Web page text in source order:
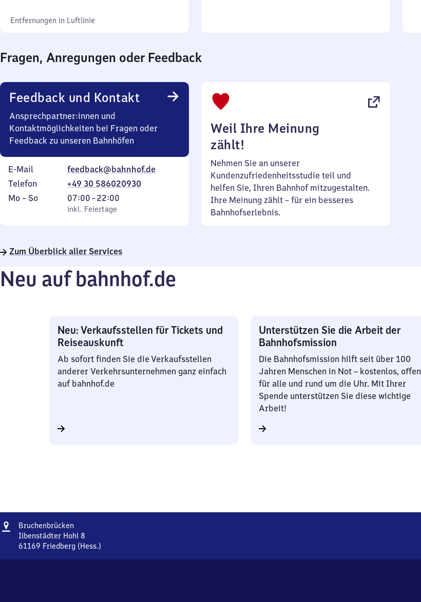
Entfernungen in Luftlinie
Fragen, Anregungen oder Feedback
Feedback und Kontakt
Ansprechpartner:innen und
Kontaktmöglichkeiten bei Fragen oder
Feedback zu unseren Bahnhöfen
E-Mail
feedback@bahnhof.de
Telefon
+49 30 586020930
Montag
Mo – So,
inkl. Feiertage
07:00–22:00
Von
7
22
inkl. Feiertage
Weil Ihre Meinung
zählt!
Nehmen Sie an unserer
Kundenzufriedenheitsstudie teil und
helfen Sie, Ihren Bahnhof mitzugestalten.
Ihre Meinung zählt – für ein besseres
Bahnhofserlebnis.
Zum Überblick aller Services
Neu auf bahnhof.de
Neu: Verkaufsstellen für Tickets und
Reiseauskunft
Ab sofort finden Sie die Verkaufsstellen
anderer Verkehrsunternehmen ganz einfach
auf bahnhof.de
Unterstützen Sie die Arbeit der
Bahnhofsmission
Die Bahnhofsmission hilft seit über 100
Jahren Menschen in Not – kostenlos, offen
für alle und rund um die Uhr. Mit Ihrer
Spende unterstützen Sie diese wichtige
Arbeit!
Adresse
Bruchenbrücken
Ilbenstädter Hohl 8
61169 Friedberg (Hess.)